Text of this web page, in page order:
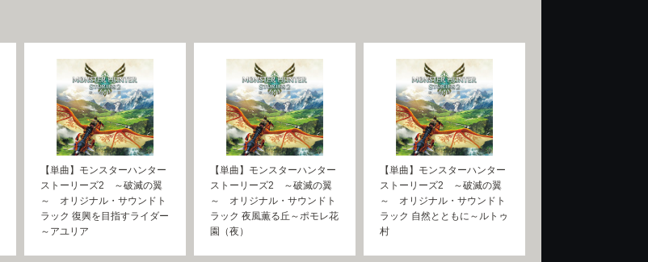
【単曲】モンスターハンター
ストーリーズ2 ～破滅の翼
～ オリジナル・サウンドト
ラック 復興を目指すライダー
～アユリア
【単曲】モンスターハンター
ストーリーズ2 ～破滅の翼
～ オリジナル・サウンドト
ラック 夜風薫る丘～ポモレ花
園（夜）
【単曲】モンスターハンター
ストーリーズ2 ～破滅の翼
～ オリジナル・サウンドト
ラック 自然とともに～ルトゥ
村